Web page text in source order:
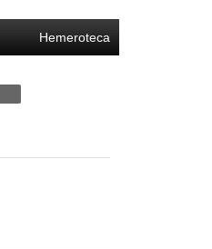
Hemeroteca